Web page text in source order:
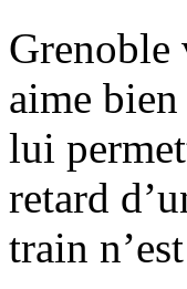
aime
lui
retard
train